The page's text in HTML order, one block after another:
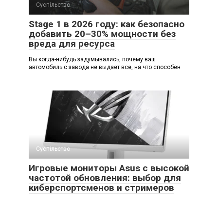
Суспільство
Stage 1 в 2026 году: как безопасно
добавить 20–30% мощности без
вреда для ресурса
Вы когда-нибудь задумывались, почему ваш
автомобиль с завода не выдает все, на что способен
Суспільство
Игровые мониторы Asus с высокой
частотой обновления: выбор для
киберспортсменов и стримеров